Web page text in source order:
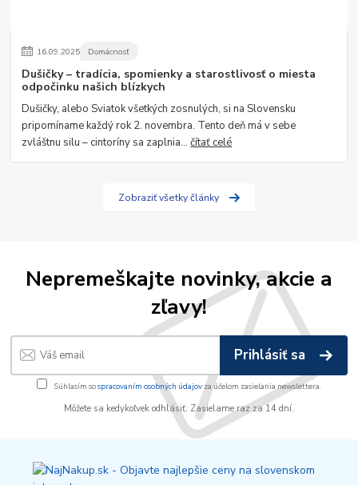
16.09.2025 Domácnosť
Dušičky – tradícia, spomienky a starostlivosť o miesta
odpočinku našich blízkych
Dušičky, alebo Sviatok všetkých zosnulých, si na Slovensku
pripomíname každý rok 2. novembra. Tento deň má v sebe
zvláštnu silu – cintoríny sa zaplnia...čítať celé
Zobraziť všetky články
Nepremeškajte novinky, akcie a
zľavy!
Prihlásiť sa
Súhlasím sospracovaním osobných údajov za účelom zasielania newslettera.
Môžete sa kedykoľvek odhlásiť. Zasielame raz za 14 dní.